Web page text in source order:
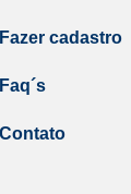
Fazer cadastro
Faq´s
Contato